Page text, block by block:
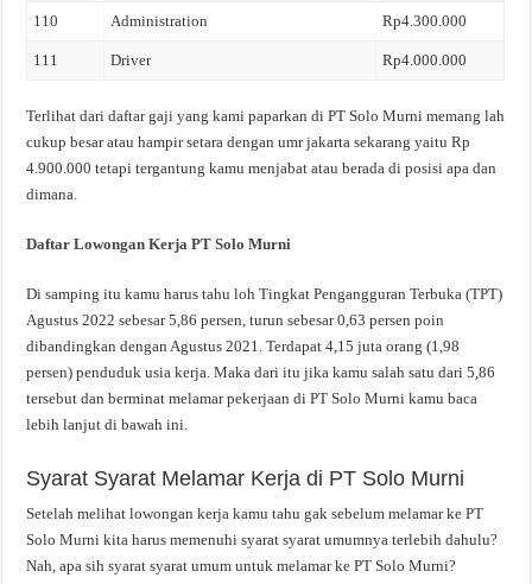
110 Administration Rp4.300.000
111 Driver Rp4.000.000
Terlihat dari daftar gaji yang kami paparkan di PT Solo Murni memang lah
cukup besar atau hampir setara dengan umr jakarta sekarang yaitu Rp
4.900.000 tetapi tergantung kamu menjabat atau berada di posisi apa dan
dimana.
Daftar Lowongan Kerja PT Solo Murni
Di samping itu kamu harus tahu loh Tingkat Pengangguran Terbuka (TPT)
Agustus 2022 sebesar 5,86 persen, turun sebesar 0,63 persen poin
dibandingkan dengan Agustus 2021. Terdapat 4,15 juta orang (1,98
persen) penduduk usia kerja. Maka dari itu jika kamu salah satu dari 5,86
tersebut dan berminat melamar pekerjaan di PT Solo Murni kamu baca
lebih lanjut di bawah ini.
Syarat Syarat Melamar Kerja di PT Solo Murni
Setelah melihat lowongan kerja kamu tahu gak sebelum melamar ke PT
Solo Murni kita harus memenuhi syarat syarat umumnya terlebih dahulu?
Nah, apa sih syarat syarat umum untuk melamar ke PT Solo Murni?